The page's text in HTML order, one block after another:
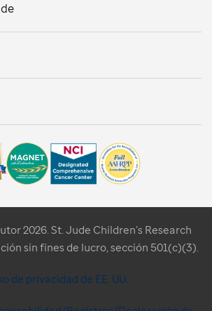
2026. St. Jude Children’s Research
sin fines de lucro, sección 501(c)(3).
de privacidad de EE. UU.